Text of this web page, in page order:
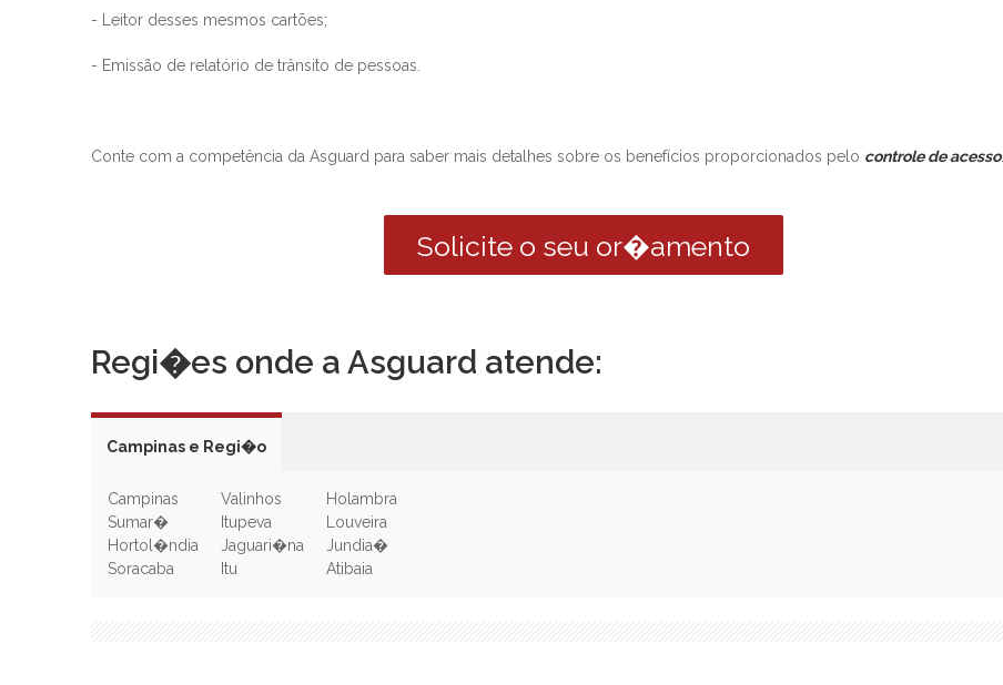
- Leitor desses mesmos cartões;
- Emissão de relatório de trânsito de pessoas.
Conte com a competência da Asguard para saber mais detalhes sobre os benefícios proporcionados pelo controle de acesso.
Solicite o seu or�amento
Regi�es onde a Asguard atende:
Campinas e Regi�o
Campinas
Sumar�
Hortol�ndia
Soracaba
Valinhos
Itupeva
Jaguari�na
Itu
Holambra
Louveira
Jundia�
Atibaia